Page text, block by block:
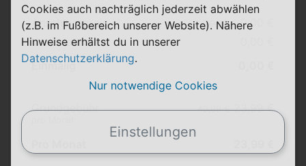
Anschlusspreis 39,99 €0,00 €
Versandkosten
Einmalig
Grundgebühr 49,99 €23,99 €
Cookies auch nachträglich jederzeit abwählen
(z.B. im Fußbereich unserer Website). Nähere
Hinweise erhältst du in unserer
Datenschutzerklärung.
Nur notwendige Cookies
Einstellungen